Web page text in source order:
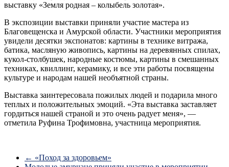
выставку «Земля родная – колыбель золотая».
В экспозиции выставки приняли участие мастера из
Благовещенска и Амурской области. Участники мероприятия
увидели десятки экспонатов: картины в технике витража,
батика, масляную живопись, картины на деревянных спилах,
кукол-столбушек, народные костюмы, картины в смешанных
техниках, квиллинг, керамику, и все эти работы посвящены
культуре и народам нашей необъятной страны.
Выставка заинтересовала пожилых людей и подарила много
теплых и положительных эмоций. «Эта выставка заставляет
гордиться нашей страной и это очень радует меня», —
отметила Руфина Трофимовна, участница мероприятия.
← «Поход за здоровьем»